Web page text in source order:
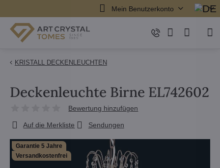
Mein Benutzerkonto
KRISTALL DECKENLEUCHTEN
Garantie 5 Jahre
Versandkostenfrei
Deckenleuchte Birne EL742602
Bewertung hinzufügen
Auf die Merkliste Sendungen